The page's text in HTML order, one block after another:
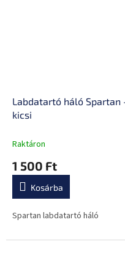
Labdatartó háló Spartan -
kicsi
Raktáron
1 500 Ft
Kosárba
Spartan labdatartó háló